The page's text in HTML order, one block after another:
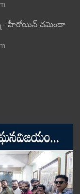
హీరోయిన్‌ చమిందా